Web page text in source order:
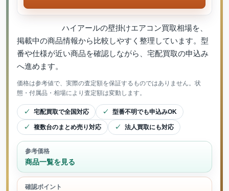
ハイアールの壁掛けエアコン買取相場を、
掲載中の商品情報から比較しやすく整理しています。型
番や仕様が近い商品を確認しながら、宅配買取の申込み
へ進めます。
価格は参考値で、実際の査定額を保証するものではありません。状
態・付属品・相場により査定額は変動します。
宅配買取で全国対応 型番不明でも申込みOK
複数台のまとめ売り対応 法人買取にも対応
参考価格
商品一覧を見る
確認ポイント